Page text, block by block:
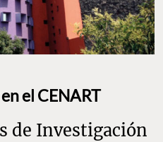
el CENART
de Investigación